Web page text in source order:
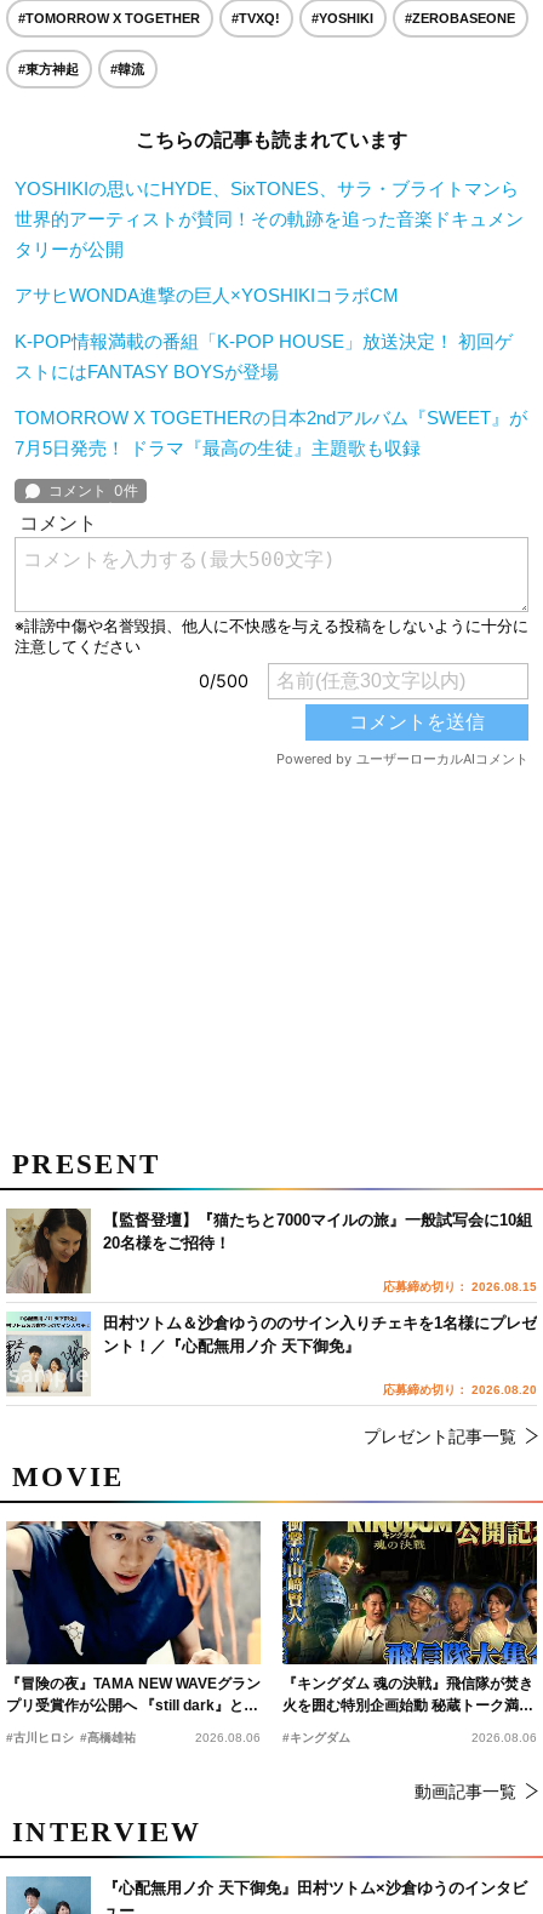
#TOMORROW X TOGETHER #TVXQ! #YOSHIKI #ZEROBASEONE
#東方神起 #韓流
こちらの記事も読まれています
YOSHIKIの思いにHYDE、SixTONES、サラ・ブライトマンら
世界的アーティストが賛同！その軌跡を追った音楽ドキュメン
タリーが公開
アサヒWONDA進撃の巨人×YOSHIKIコラボCM
K-POP情報満載の番組「K-POP HOUSE」放送決定！ 初回ゲ
ストにはFANTASY BOYSが登場
TOMORROW X TOGETHERの日本2ndアルバム『SWEET』が
7月5日発売！ ドラマ『最高の生徒』主題歌も収録
MOVIE
『冒険の夜』TAMA NEW WAVEグラン
プリ受賞作が公開へ 『still dark』と同
時上映決定
#古川ヒロシ #髙橋雄祐 2026.08.06
『キングダム 魂の決戦』飛信隊が焚き
火を囲む特別企画始動 秘蔵トーク満載
の“キングダムキャンプ”開催
#キングダム 2026.08.06
動画記事一覧
INTERVIEW
『心配無用ノ介 天下御免』田村ツトム×沙倉ゆうのインタビ
PRESENT
【監督登壇】『猫たちと7000マイルの旅』一般試写会に10組
20名様をご招待！
応募締め切り： 2026.08.15
田村ツトム＆沙倉ゆうののサイン入りチェキを1名様にプレゼ
ント！／『心配無用ノ介 天下御免』
応募締め切り： 2026.08.20
プレゼント記事一覧